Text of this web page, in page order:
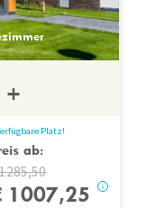
+
Platz!
ab:
1285,50
1007,25 i